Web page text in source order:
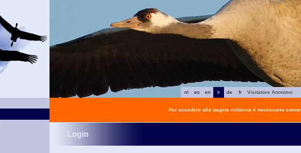
fr
de
it
en
es
nl
Visitatore Anonimo
Per accedere alla pagina richiesta è necessario
Login